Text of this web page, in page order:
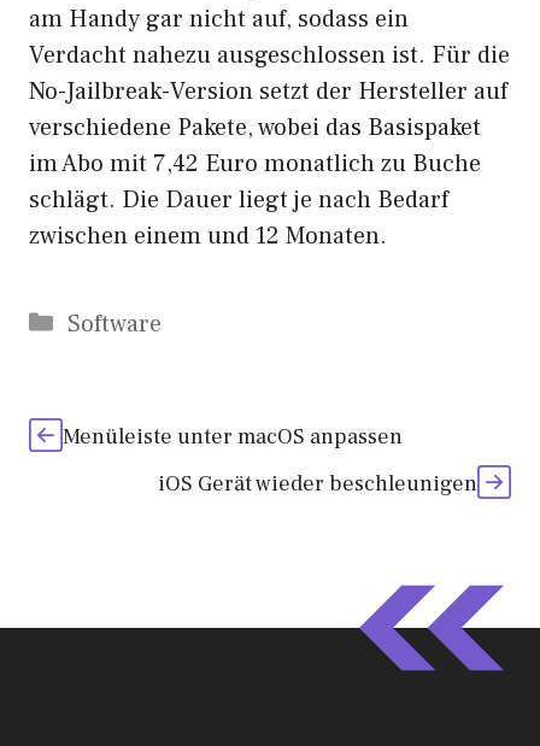
am Handy gar nicht auf, sodass ein
Verdacht nahezu ausgeschlossen ist. Für die
No-Jailbreak-Version setzt der Hersteller auf
verschiedene Pakete, wobei das Basispaket
im Abo mit 7,42 Euro monatlich zu Buche
schlägt. Die Dauer liegt je nach Bedarf
zwischen einem und 12 Monaten.
Kategorien
Software
Menüleiste unter macOS anpassen
iOS Gerät wieder beschleunigen